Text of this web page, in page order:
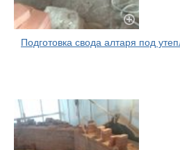
Подготовка свода алтаря под